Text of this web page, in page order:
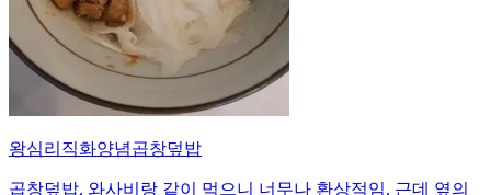
왕심리직화양념곱창덮밥
곱창덮밥. 와사비랑 같이 먹으니 너무나 환상적임. 근데 옆의